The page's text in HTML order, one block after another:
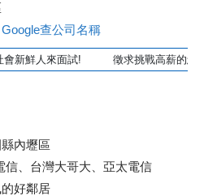
Google查公司名稱
會新鮮人來面試! 徵求挑戰高薪的
內壢區
信、台灣大哥大、亞太電信
好鄰居